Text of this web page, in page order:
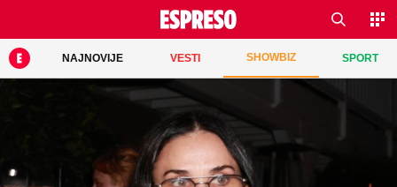
NAJNOVIJE VESTI SHOWBIZ SPORT